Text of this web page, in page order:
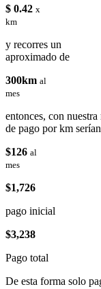
$ 0.42 x
km
y recorres un
aproximado de
300km al
mes
entonces, con
de pago por km serían
$126 al
mes
$1,726
pago inicial
$3,238
Pago total
De esta forma solo